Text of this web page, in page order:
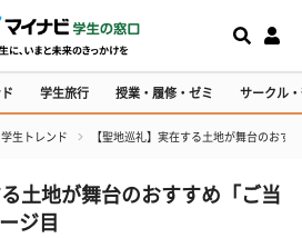
学生旅行 授業・履修・ゼミ サークル
学生トレンド 【聖地巡礼】実在する土地が舞台のおす
土地が舞台のおすすめ「ご当
ジ目